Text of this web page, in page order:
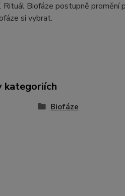
Rituál Biofáze postupně
si vybrat.
kategoriích
Biofáze